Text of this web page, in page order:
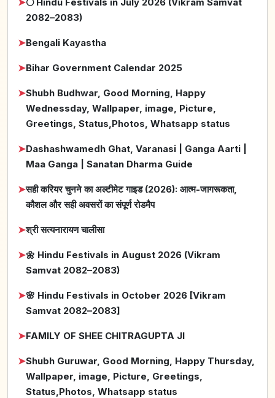
2082–2083)
➤Bengali Kayastha
➤Bihar Government Calendar 2025
➤Shubh Budhwar, Good Morning, Happy
Wednessday, Wallpaper, image, Picture,
Greetings, Status,Photos, Whatsapp status
➤Dashashwamedh Ghat, Varanasi | Ganga Aarti |
Maa Ganga | Sanatan Dharma Guide
➤सही करियर चुनने का अल्टीमेट गाइड (2026): आत्म-जागरूकता,
कौशल और सही अवसरों का संपूर्ण रोडमैप
➤श्री सत्यनारायण चालीसा
➤🌼 Hindu Festivals in August 2026 (Vikram
Samvat 2082–2083)
➤🌸 Hindu Festivals in October 2026 [Vikram
Samvat 2082–2083]
➤FAMILY OF SHEE CHITRAGUPTA JI
➤Shubh Guruwar, Good Morning, Happy Thursday,
Wallpaper, image, Picture, Greetings,
Status,Photos, Whatsapp status